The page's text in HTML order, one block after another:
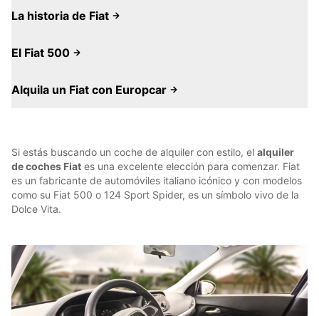
La historia de Fiat
El Fiat 500
Alquila un Fiat con Europcar
Si estás buscando un coche de alquiler con estilo, el alquiler
de coches Fiat es una excelente elección para comenzar. Fiat
es un fabricante de automóviles italiano icónico y con modelos
como su Fiat 500 o 124 Sport Spider, es un símbolo vivo de la
Dolce Vita.